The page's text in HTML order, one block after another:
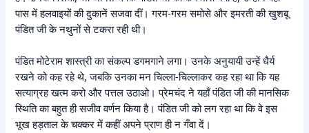
पास में हलवाइयों की दुकानें सजवा दीं। गरम-गरम समोसे और इमरती की खुशबू
पंडित जी के नथुनों से टकरा रही थी।
पंडित मोटेराम शास्त्री का संकल्प डगमगाने लगा। उनके अनुयायी उन्हें धैर्य
रखने को कह रहे थे, जबकि उनका मन चिल्ला-चिल्लाकर कह रहा था कि यह
सत्याग्रह खत्म करो और पत्तल उठाओ। प्रेमचंद ने यहाँ पंडित जी की मानसिक
स्थिति का बहुत ही सजीव वर्णन किया है। पंडित जी को लग रहा था कि वे इस
भूख हड़ताल के चक्कर में कहीं अपने प्राण ही न गँवा दें।